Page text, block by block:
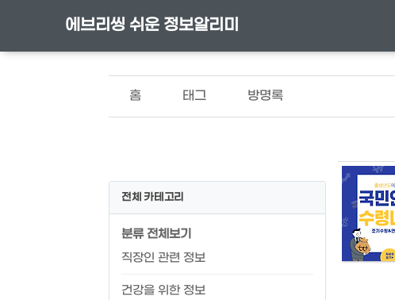
에브리씽 쉬운 정보알리미
홈 태그 방명록
전체 카테고리
분류 전체보기
직장인 관련 정보
건강을 위한 정보